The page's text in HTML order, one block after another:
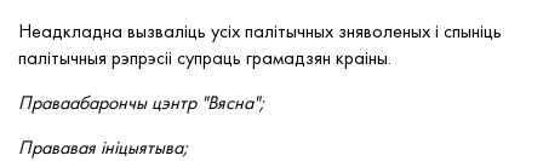
Неадкладна вызваліць усіх палітычных зняволеных і спыніць
палітычныя рэпрэсіі супраць грамадзян краіны.
Праваабарончы цэнтр "Вясна";
Прававая ініцыятыва;